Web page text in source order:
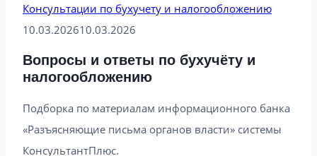
Консультации по бухучету и налогообложению
10.03.202610.03.2026
Вопросы и ответы по бухучёту и
налогообложению
Подборка по материалам информационного банка
«Разъясняющие письма органов власти» системы
КонсультантПлюс.